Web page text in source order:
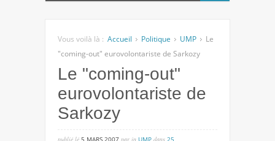
Vous voilà là : Accueil Politique UMP
Le
"coming-out" eurovolontariste de Sarkozy
Le "coming-out"
eurovolontariste de
Sarkozy
publié lé 5 MARS 2007 par in UMP dans 25